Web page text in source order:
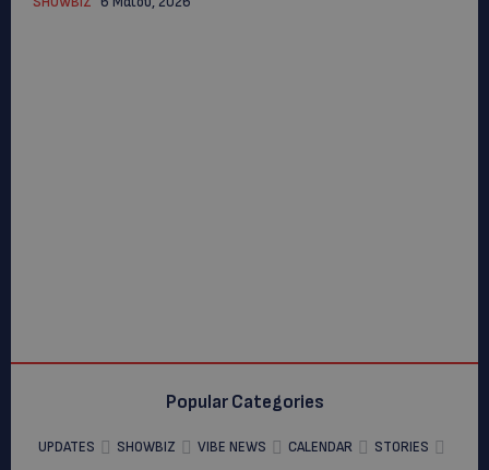
Popular Categories
UPDATES SHOWBIZ VIBE NEWS CALENDAR
STORIES